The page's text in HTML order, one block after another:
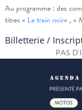
Au programme : des
titres « Le train noir« , «
Billetterie /
PAS